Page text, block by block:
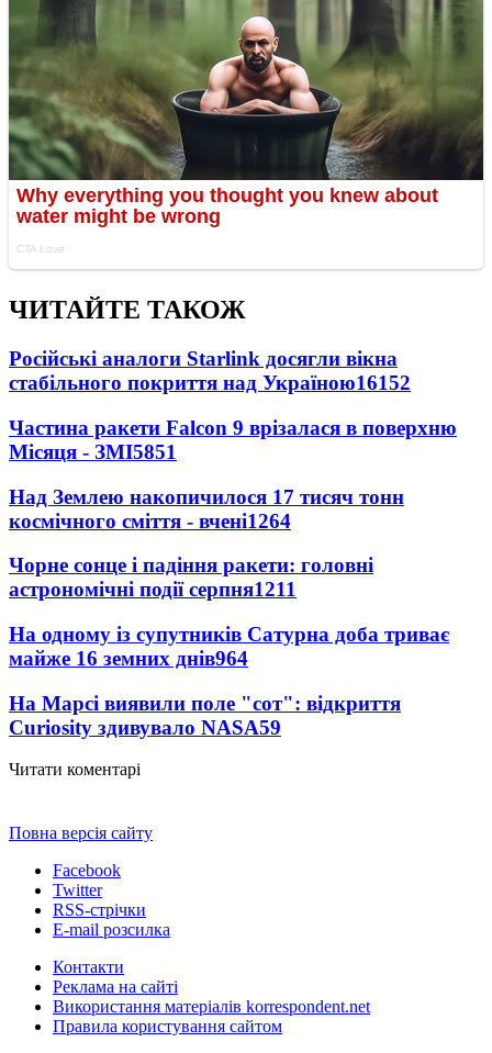
ЧИТАЙТЕ ТАКОЖ
Російські аналоги Starlink досягли вікна
стабільного покриття над Україною16152
Частина ракети Falcon 9 врізалася в поверхню
Місяця - ЗМІ5851
Над Землею накопичилося 17 тисяч тонн
космічного сміття - вчені1264
Чорне сонце і падіння ракети: головні
астрономічні події серпня1211
На одному із супутників Сатурна доба триває
майже 16 земних днів964
На Марсі виявили поле "сот": відкриття
Curiosity здивувало NASA59
Читати коментарі
Повна версія сайту
Facebook
Twitter
RSS-стрічки
E-mail розсилка
Контакти
Реклама на сайті
Використання матеріалів korrespondent.net
Правила користування сайтом